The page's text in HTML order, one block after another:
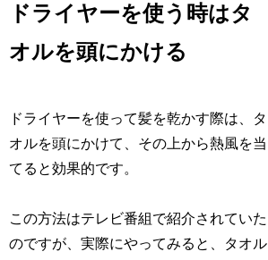
ドライヤーを使う時はタ
オルを頭にかける
ドライヤーを使って髪を乾かす際は、タ
オルを頭にかけて、その上から熱風を当
てると効果的です。
この方法はテレビ番組で紹介されていた
のですが、実際にやってみると、タオル